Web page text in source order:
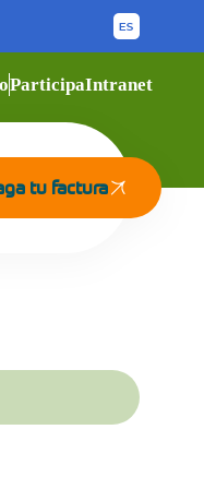
ParticipaIntranet
tu factura